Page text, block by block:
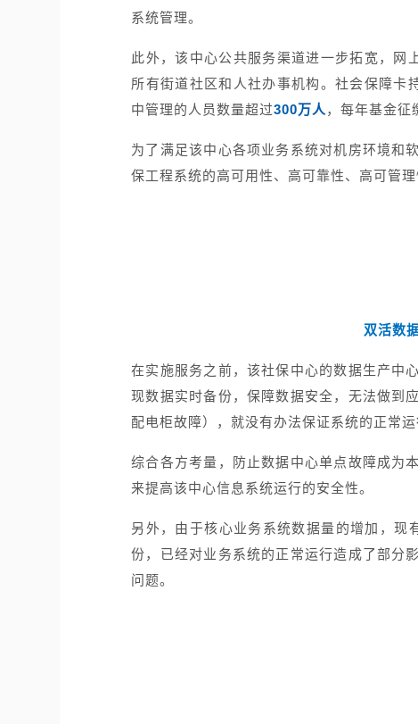
系统管理。
此外，该中心公共服务渠道进一步拓宽，网
所有街道社区和人社办事机构。社会保障卡
中管理的人员数量超过300万人 ，每年基金征
为了满足该中心各项业务系统对机房环境和
保工程系统的高可用性、高可靠性、高可管
双活数
在实施服务之前，该社保中心的数据生产中
现数据实时备份，保障数据安全，无法做到
配电柜故障），就没有办法保证系统的正常
综合各方考量，防止数据中心单点故障成为
来提高该中心信息系统运行的安全性。
另外，由于核心业务系统数据量的增加，现
份，已经对业务系统的正常运行造成了部分
问题。